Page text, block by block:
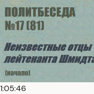
1:05:46